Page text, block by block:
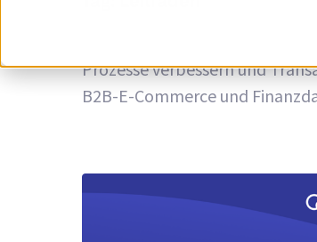
Einblicke in Transaktionen,
Prozesse verbessern und
B2B-E-Commerce und